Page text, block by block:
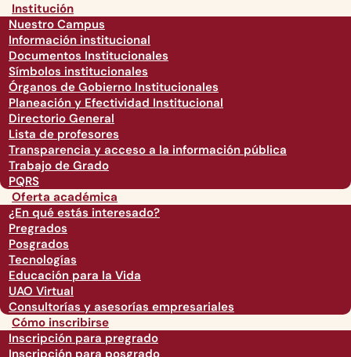
Institución
Nuestro Campus
Información institucional
Documentos Institucionales
Símbolos institucionales
Órganos de Gobierno Institucionales
Planeación y Efectividad Institucional
Directorio General
Lista de profesores
Transparencia y acceso a la información pública
Trabajo de Grado
PQRS
Oferta académica
¿En qué estás interesado?
Pregrados
Posgrados
Tecnologías
Educación para la Vida
UAO Virtual
Consultorías y asesorías empresariales
Cómo inscribirse
Inscripción para pregrado
Inscripción para posgrado